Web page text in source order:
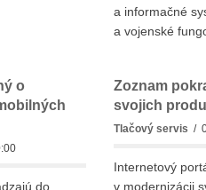
a informačné
a vojenské
o
do
Zoznam
svojich
Tlačový servis /
Internetový
v modernizácii